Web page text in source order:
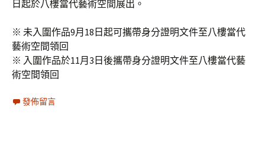
日起於八樓當代藝術空間展出。
※ 未入圍作品9月18日起可攜帶身分證明文件至八樓當代
藝術空間領回
※ 入圍作品於11月3日後攜帶身分證明文件至八樓當代藝
術空間領回
發佈留言